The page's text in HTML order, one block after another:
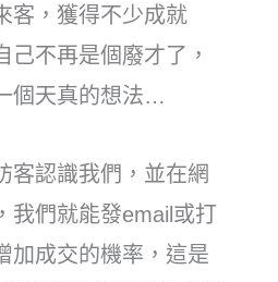
客，獲得不少成就
己不再是個廢才了，
個天真的想法…
客認識我們，並在網
我們就能發email或打
加成交的機率，這是